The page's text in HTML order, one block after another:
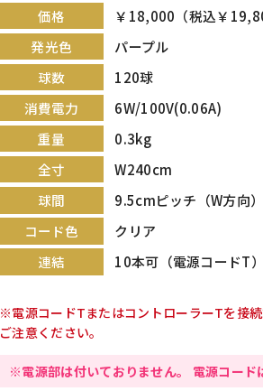
価格
￥18,000（税込￥
発光色
パープル
球数
120球
消費電力
6W/100V(0.06A)
重量
0.3kg
全寸
W240cm
球間
9.5cmピッチ（W方向）
コード色
クリア
連結
10本可（電源コードT
※電源コードTまたはコントローラーTを接
ご注意ください。
※電源部は付いておりません。 電源コード